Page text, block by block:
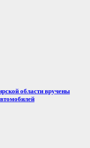
области вручены